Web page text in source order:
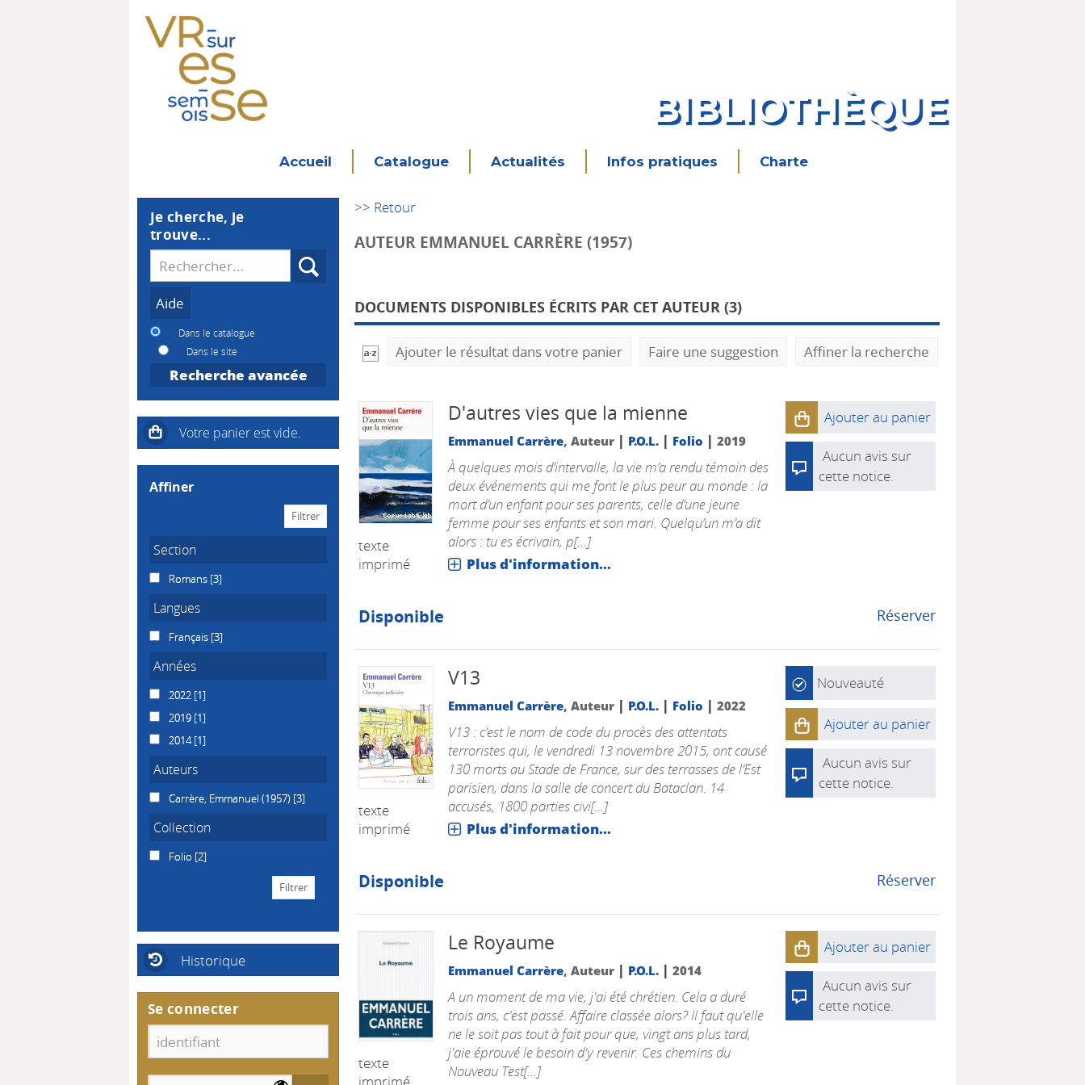
BIBLIOTHÈQUE
Accueil Catalogue Actualités Infos pratiques Charte
>> Retour
AUTEUR EMMANUEL CARRÈRE (1957)
DOCUMENTS DISPONIBLES ÉCRITS PAR CET AUTEUR (3)
Ajouter le résultat dans votre panier Faire une suggestion Affiner la recherche
texte
imprimé
D'autres vies que la mienne
Emmanuel Carrère, Auteur | P.O.L.| Folio | 2019
À quelques mois d’intervalle, la vie m’a rendu témoin des
deux événements qui me font le plus peur au monde : la
mort d’un enfant pour ses parents, celle d’une jeune
femme pour ses enfants et son mari. Quelqu’un m’a dit
alors : tu es écrivain, p[...]
Plus d'information...
Ajouter au panier
Aucun avis sur
cette notice.
Réserver
Disponible
texte
imprimé
V13
Emmanuel Carrère, Auteur | P.O.L.| Folio | 2022
V13 : c’est le nom de code du procès des attentats
terroristes qui, le vendredi 13 novembre 2015, ont causé
130 morts au Stade de France, sur des terrasses de l’Est
parisien, dans la salle de concert du Bataclan. 14
accusés, 1800 parties civi[...]
Plus d'information...
Nouveauté
Ajouter au panier
Aucun avis sur
cette notice.
Réserver
Disponible
texte
Le Royaume
Emmanuel Carrère, Auteur | P.O.L.| 2014
A un moment de ma vie, j'ai été chrétien. Cela a duré
trois ans, c'est passé. Affaire classée alors? Il faut qu'elle
ne le soit pas tout à fait pour que, vingt ans plus tard,
j'aie éprouvé le besoin d'y revenir. Ces chemins du
Nouveau Test[...]
Ajouter au panier
Aucun avis sur
cette notice.
Je cherche, je
trouve...
Recherche
Dans le catalogue
Dans le site
Recherche avancée
affiner
Section
Romans [3]
Langues
Français [3]
Années
2022 [1]
2019 [1]
2014[1]
Auteurs
Carrère, Emmanuel (1957) [3]
Collection
Folio [2]
Historique
Se connecter